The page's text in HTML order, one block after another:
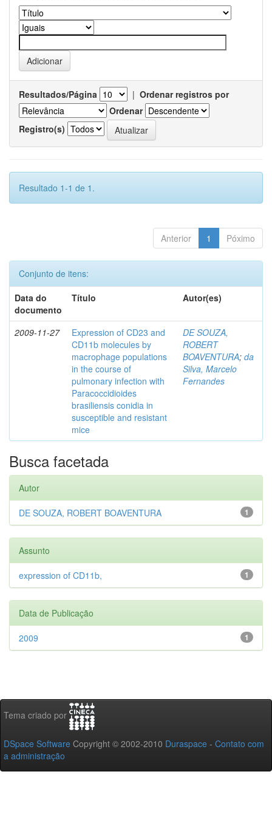
Resultados/Página | Ordenar registros por
Ordenar
Registro(s)
Resultado 1-1 de 1.
Anterior 1 Póximo
Conjunto de itens:
Data do
documento
Título Autor(es)
2009-11-27
Expression of CD23 and
CD11b molecules by
macrophage populations
in the course of
pulmonary infection with
Paracoccidioides
brasiliensis conidia in
susceptible and resistant
mice
DE SOUZA,
ROBERT
BOAVENTURA; da
Silva, Marcelo
Fernandes
Busca facetada
Autor
1
DE SOUZA, ROBERT BOAVENTURA
Assunto
1
expression of CD11b,
Data de Publicação
1
2009
Tema criado por
DSpace Software Copyright © 2002-2010 Duraspace - Contato com
a administração